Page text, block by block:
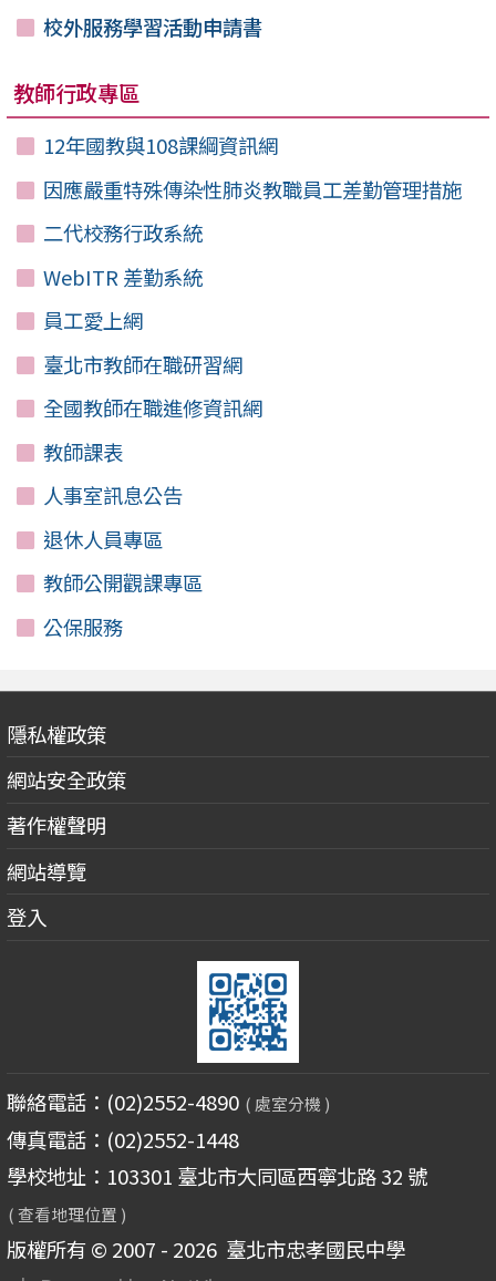
校外服務學習活動申請書
教師行政專區
12年國教與108課綱資訊網
因應嚴重特殊傳染性肺炎教職員工差勤管理措施
二代校務行政系統
WebITR 差勤系統
員工愛上網
臺北市教師在職研習網
全國教師在職進修資訊網
教師課表
人事室訊息公告
退休人員專區
教師公開觀課專區
公保服務
隱私權政策
網站安全政策
著作權聲明
網站導覽
登入
聯絡電話：(02)2552-4890 ( 處室分機 )
傳真電話：(02)2552-1448
學校地址：103301 臺北市大同區西寧北路 32 號
( 查看地理位置 )
版權所有 © 2007 - 2026臺北市忠孝國民中學